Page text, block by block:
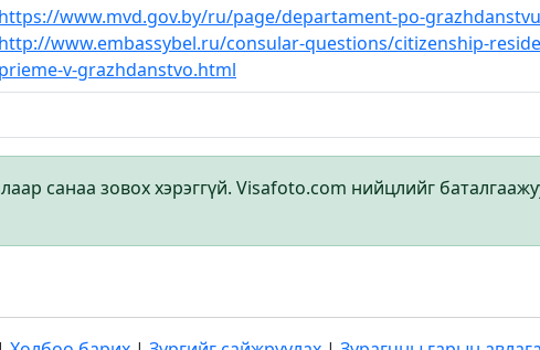
https://www.mvd.gov.by/ru/page/departament-po-
http://www.embassybel.ru/consular-questions/citizenship-
prieme-v-grazhdanstvo.html
санаа зовох хэрэггүй. Visafoto.com нийцлийг